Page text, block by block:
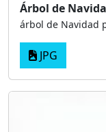
Árbol de
árbol de Navidad
JPG